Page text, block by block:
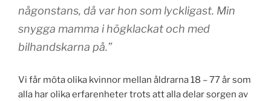
någonstans, då var hon som lyckligast. Min
snygga mamma i högklackat och med
bilhandskarna på.”
Vi får möta olika kvinnor mellan åldrarna 18 – 77 år som
alla har olika erfarenheter trots att alla delar sorgen av